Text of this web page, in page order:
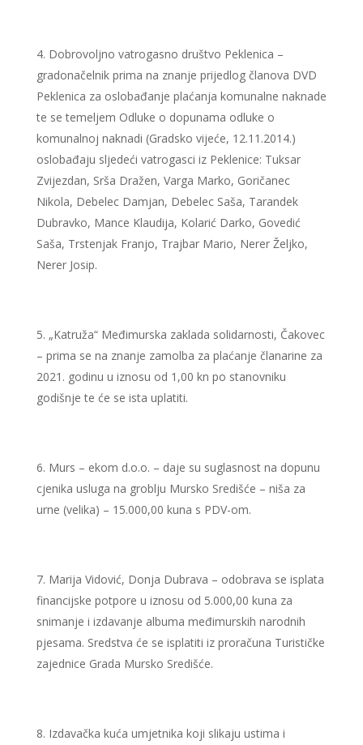
Dobrovoljno vatrogasno društvo Peklenica –
gradonačelnik prima na znanje prijedlog članova DVD
Peklenica za oslobađanje plaćanja komunalne naknade
te se temeljem Odluke o dopunama odluke o
komunalnoj naknadi (Gradsko vijeće, 12.11.2014.)
oslobađaju sljedeći vatrogasci iz Peklenice: Tuksar
Zvijezdan, Srša Dražen, Varga Marko, Goričanec
Nikola, Debelec Damjan, Debelec Saša, Tarandek
Dubravko, Mance Klaudija, Kolarić Darko, Govedić
Saša, Trstenjak Franjo, Trajbar Mario, Nerer Željko,
Nerer Josip.
„Katruža“ Međimurska zaklada solidarnosti, Čakovec
– prima se na znanje zamolba za plaćanje članarine za
2021. godinu u iznosu od 1,00 kn po stanovniku
godišnje te će se ista uplatiti.
Murs – ekom d.o.o. – daje su suglasnost na dopunu
cjenika usluga na groblju Mursko Središće – niša za
urne (velika) – 15.000,00 kuna s PDV-om.
Marija Vidović, Donja Dubrava – odobrava se isplata
financijske potpore u iznosu od 5.000,00 kuna za
snimanje i izdavanje albuma međimurskih narodnih
pjesama. Sredstva će se isplatiti iz proračuna Turističke
zajednice Grada Mursko Središće.
Izdavačka kuća umjetnika koji slikaju ustima i